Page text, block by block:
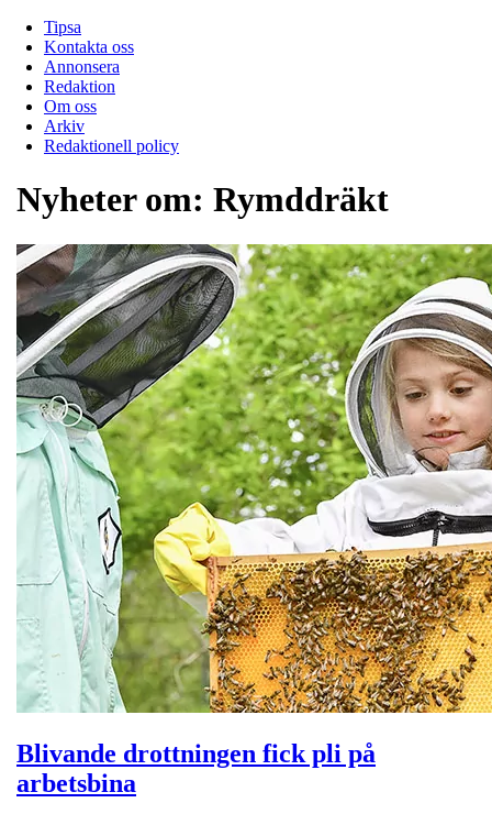
Tipsa
Kontakta oss
Annonsera
Redaktion
Om oss
Arkiv
Redaktionell policy
Nyheter om: Rymddräkt
Blivande drottningen fick pli på
arbetsbina